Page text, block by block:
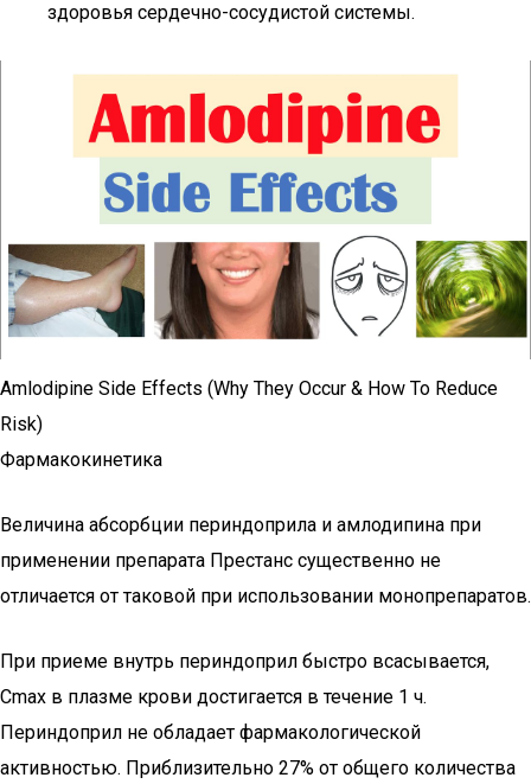
здоровья сердечно-сосудистой системы.
Amlodipine Side Effects (Why They Occur & How To Reduce
Risk)
Фармакокинетика
Величина абсорбции периндоприла и амлодипина при
применении препарата Престанс существенно не
отличается от таковой при использовании монопрепаратов.
При приеме внутрь периндоприл быстро всасывается,
Cmax в плазме крови достигается в течение 1 ч.
Периндоприл не обладает фармакологической
активностью. Приблизительно 27% от общего количества